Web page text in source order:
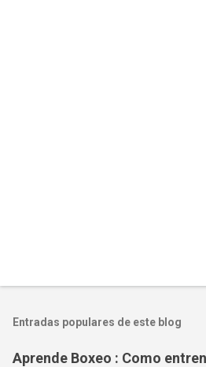
Entradas populares de este blog
Aprende Boxeo : Como